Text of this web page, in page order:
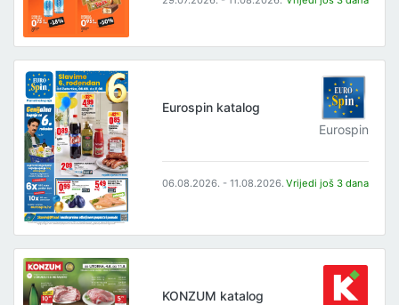
Eurospin katalog
Eurospin
06.08.2026. - 11.08.2026. Vrijedi još 3 dana
KONZUM katalog